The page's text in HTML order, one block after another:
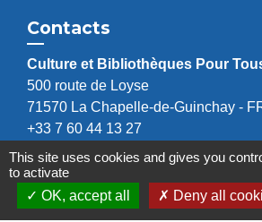
Contacts
Culture et Bibliothèques Pour
500 route de Loyse
71570 La Chapelle-de-Guinchay -
+33 7 60 44 13 27
Contact par formulaire
This site uses cookies and gives you
to activate
OK, accept all
Deny all